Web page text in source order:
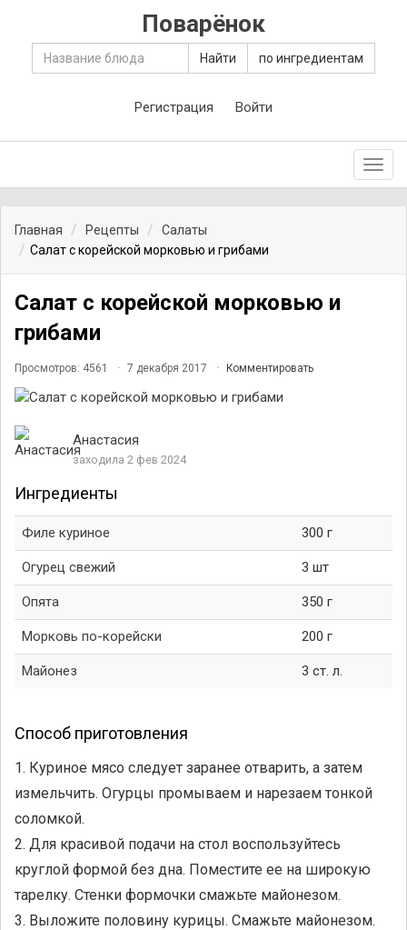
Поварёнок
Найти по ингредиентам
Регистрация Войти
Главная Рецепты
Салаты
Салат с корейской морковью и грибами
Салат с корейской морковью и
грибами
Просмотров: 4561 7 декабря 2017 Комментировать
Анастасия
заходила 2 фев 2024
Ингредиенты
Филе куриное 300 г
Огурец свежий 3 шт
Опята 350 г
Морковь по-корейски 200 г
Майонез 3 ст. л.
Способ приготовления
1. Куриное мясо следует заранее отварить, а затем
измельчить. Огурцы промываем и нарезаем тонкой
соломкой.
2. Для красивой подачи на стол воспользуйтесь
круглой формой без дна. Поместите ее на широкую
тарелку. Стенки формочки смажьте майонезом.
3. Выложите половину курицы. Смажьте майонезом.